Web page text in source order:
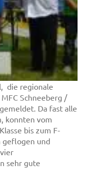
die regionale
Schneeberg /
Da fast alle
konnten vom
bis zum F-
geflogen und
sehr gute